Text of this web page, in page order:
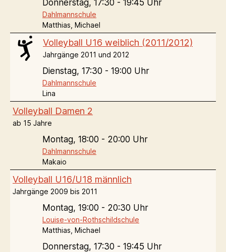
Donnerstag, 17:30 - 19:45 Uhr
Dahlmannschule
Matthias, Michael
Volleyball U16 weiblich (2011/2012)
Jahrgänge 2011 und 2012
Dienstag, 17:30 - 19:00 Uhr
Dahlmannschule
Lina
Volleyball Damen 2
ab 15 Jahre
Montag, 18:00 - 20:00 Uhr
Dahlmannschule
Makaio
Volleyball U16/U18 männlich
Jahrgänge 2009 bis 2011
Montag, 19:00 - 20:30 Uhr
Louise-von-Rothschildschule
Matthias, Michael
Donnerstag, 17:30 - 19:45 Uhr